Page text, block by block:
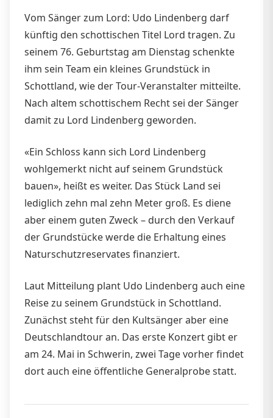
Vom Sänger zum Lord: Udo Lindenberg darf
künftig den schottischen Titel Lord tragen. Zu
seinem 76. Geburtstag am Dienstag schenkte
ihm sein Team ein kleines Grundstück in
Schottland, wie der Tour-Veranstalter mitteilte.
Nach altem schottischem Recht sei der Sänger
damit zu Lord Lindenberg geworden.
«Ein Schloss kann sich Lord Lindenberg
wohlgemerkt nicht auf seinem Grundstück
bauen», heißt es weiter. Das Stück Land sei
lediglich zehn mal zehn Meter groß. Es diene
aber einem guten Zweck – durch den Verkauf
der Grundstücke werde die Erhaltung eines
Naturschutzreservates finanziert.
Laut Mitteilung plant Udo Lindenberg auch eine
Reise zu seinem Grundstück in Schottland.
Zunächst steht für den Kultsänger aber eine
Deutschlandtour an. Das erste Konzert gibt er
am 24. Mai in Schwerin, zwei Tage vorher findet
dort auch eine öffentliche Generalprobe statt.